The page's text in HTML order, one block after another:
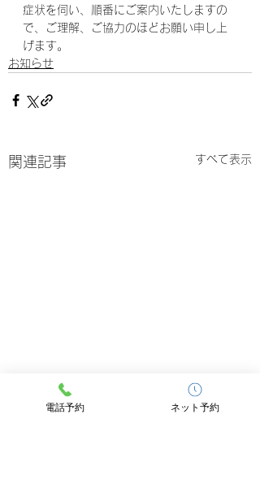
症状を伺い、順番にご案内いたしますの
で、ご理解、ご協力のほどお願い申し上
げます。
お知らせ
関連記事 すべて表示
診療再開のお知らせ
電話予約 ネット予約